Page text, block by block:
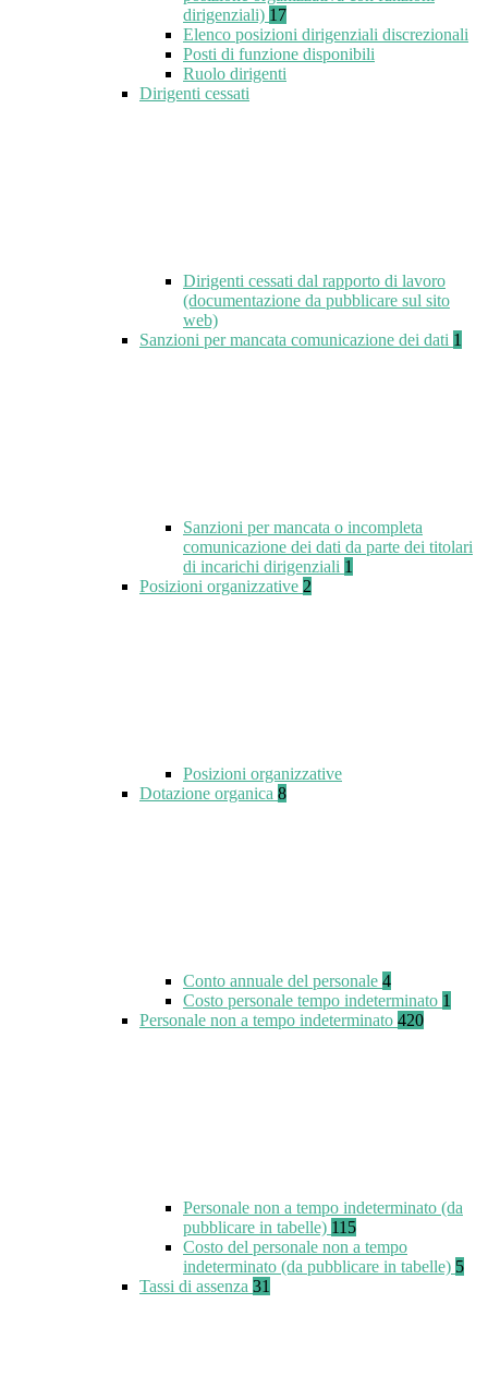
dirigenziali) 17
Elenco posizioni dirigenziali discrezionali
Posti di funzione disponibili
Ruolo dirigenti
Dirigenti cessati
Dirigenti cessati dal rapporto di lavoro
(documentazione da pubblicare sul sito
web)
Sanzioni per mancata comunicazione dei dati 1
Sanzioni per mancata o incompleta
comunicazione dei dati da parte dei titolari
di incarichi dirigenziali 1
Posizioni organizzative 2
Posizioni organizzative
Dotazione organica 8
Conto annuale del personale 4
Costo personale tempo indeterminato 1
Personale non a tempo indeterminato 420
Personale non a tempo indeterminato (da
pubblicare in tabelle) 115
Costo del personale non a tempo
indeterminato (da pubblicare in tabelle) 5
Tassi di assenza 31